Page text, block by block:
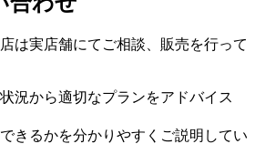
は実店舗にてご相談、販売を行って
況から適切なプランをアドバイス
きるかを分かりやすくご説明してい